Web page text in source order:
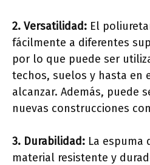
2. Versatilidad: El
fácilmente a diferentes
por lo que puede ser
techos, suelos y hasta en
alcanzar. Además, puede
nuevas construcciones
3. Durabilidad: La espuma
material resistente y